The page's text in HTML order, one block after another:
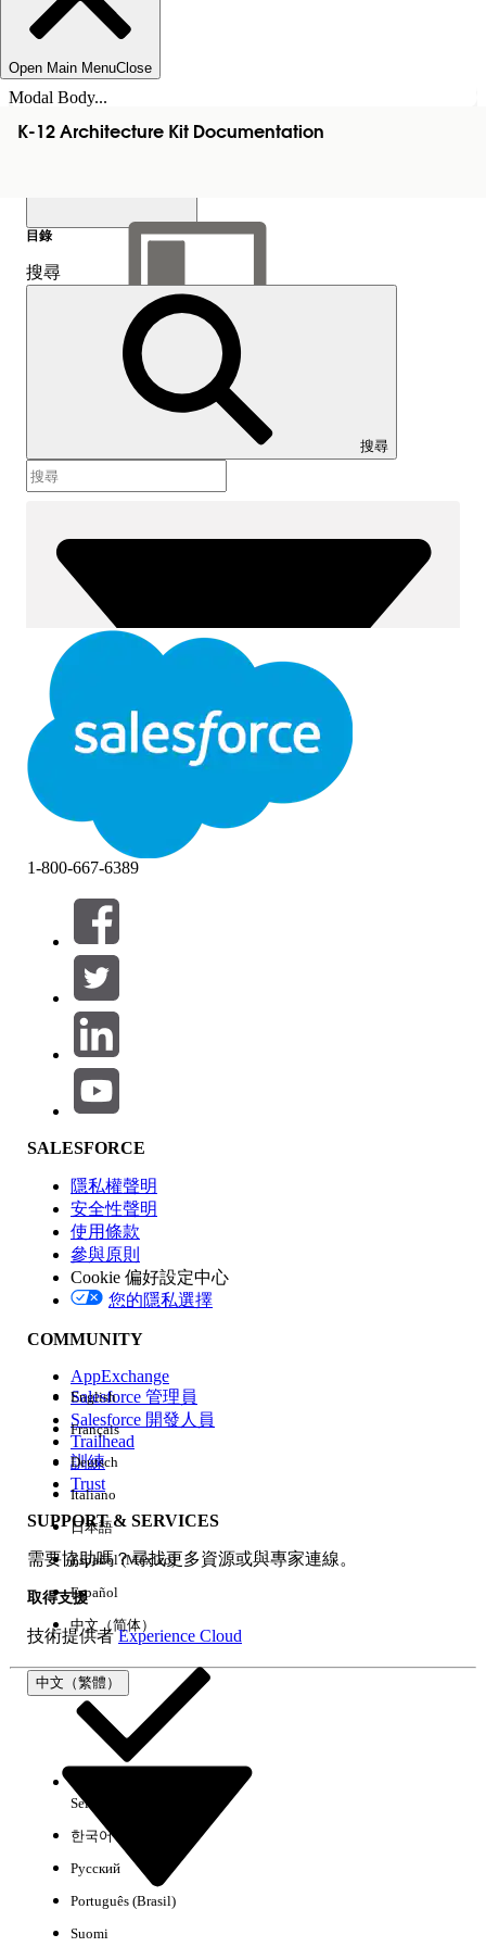
Open Main MenuClose
Modal Body...
K-12 Architecture Kit Documentation
顯示目錄
目錄
搜尋
搜尋
篩選器 (0)
選取篩選
產品區域
功能影響
版本
經驗
以下是搜尋小祕訣
1-800-667-6389
SALESFORCE
隱私權聲明
安全性聲明
使用條款
參與原則
Cookie 偏好設定中心
您的隱私選擇
COMMUNITY
AppExchange
Salesforce 管理員
Salesforce 開發人員
Trailhead
訓練
Trust
SUPPORT & SERVICES
需要協助嗎？尋找更多資源或與專家連線。
取得支援
技術提供者Experience Cloud
中文（繁體）
English
Français
Deutsch
Italiano
日本語
Español (México)
Español
中文（简体）
Select Org
한국어
Русский
Português (Brasil)
Suomi